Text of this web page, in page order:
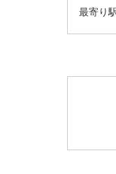
最寄り